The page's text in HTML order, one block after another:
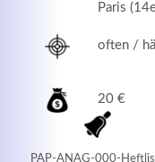
Paris
often /
20 €
PAP-ANAG-000-
Lorem ipsum